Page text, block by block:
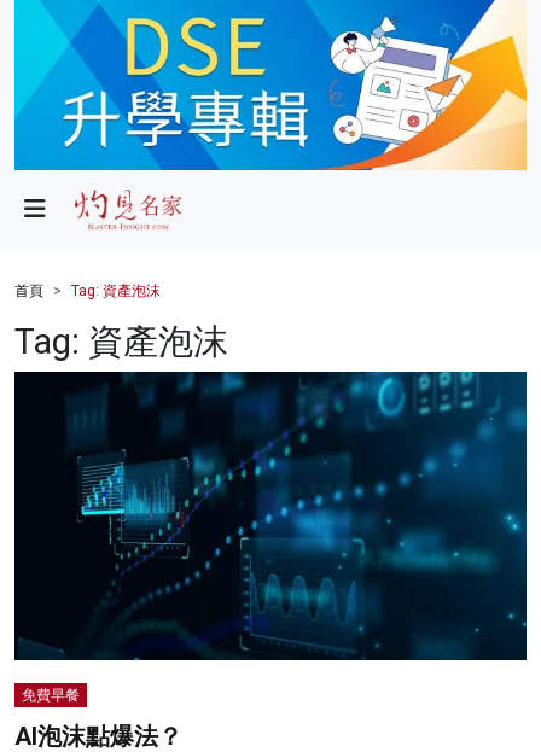
政局
財經
健康
影片
首頁 Tag: 資產泡沫
Tag: 資產泡沫
免費早餐
AI泡沫點爆法？